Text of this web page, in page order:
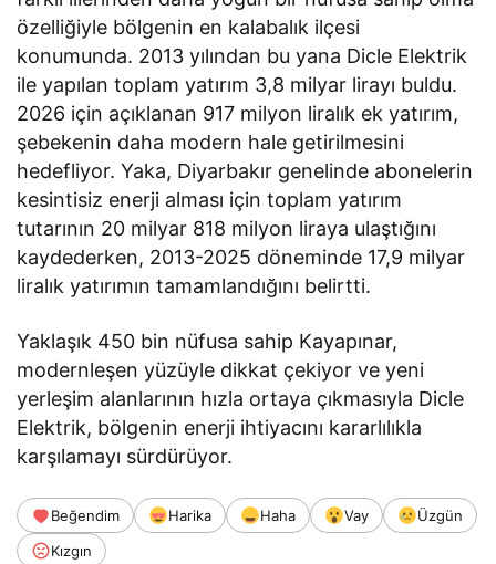
özelliğiyle bölgenin en kalabalık ilçesi
konumunda. 2013 yılından bu yana Dicle Elektrik
ile yapılan toplam yatırım 3,8 milyar lirayı buldu.
2026 için açıklanan 917 milyon liralık ek yatırım,
şebekenin daha modern hale getirilmesini
hedefliyor. Yaka, Diyarbakır genelinde abonelerin
kesintisiz enerji alması için toplam yatırım
tutarının 20 milyar 818 milyon liraya ulaştığını
kaydederken, 2013-2025 döneminde 17,9 milyar
liralık yatırımın tamamlandığını belirtti.
Yaklaşık 450 bin nüfusa sahip Kayapınar,
modernleşen yüzüyle dikkat çekiyor ve yeni
yerleşim alanlarının hızla ortaya çıkmasıyla Dicle
Elektrik, bölgenin enerji ihtiyacını kararlılıkla
karşılamayı sürdürüyor.
Beğendim Harika Haha Vay
Üzgün
Kızgın